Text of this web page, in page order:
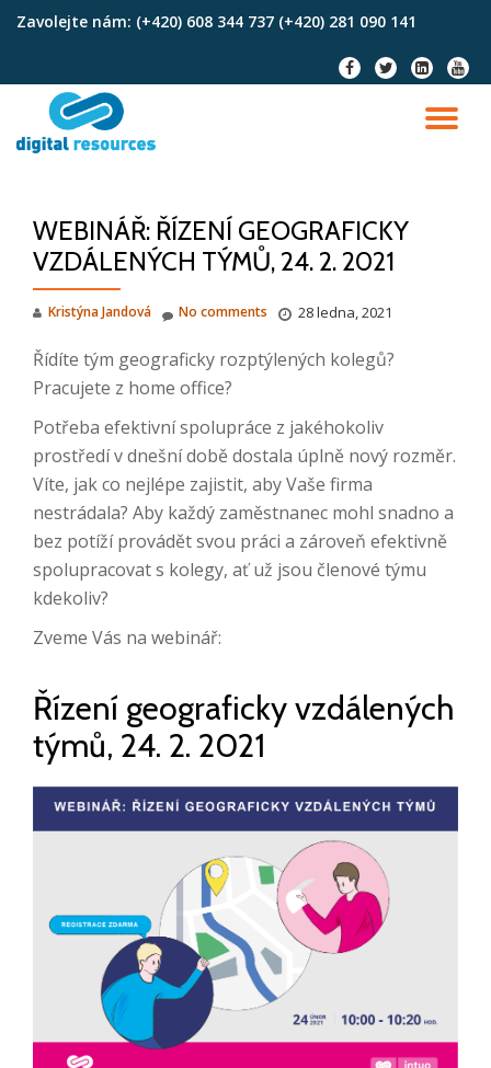
Zavolejte nám: (+420) 608 344 737 (+420) 281 090 141
fa-
facebook
fa-
twitter
fa-
linkedin-
square
fa-
WEBINÁŘ: ŘÍZENÍ GEOGRAFICKY
VZDÁLENÝCH TÝMŮ, 24. 2. 2021
Kristýna Jandová 28 ledna, 2021
No comments
Řídíte tým geograficky rozptýlených kolegů?
Pracujete z home office?
Potřeba efektivní spolupráce z jakéhokoliv
prostředí v dnešní době dostala úplně nový rozměr.
Víte, jak co nejlépe zajistit, aby Vaše firma
nestrádala? Aby každý zaměstnanec mohl snadno a
bez potíží provádět svou práci a zároveň efektivně
spolupracovat s kolegy, ať už jsou členové týmu
kdekoliv?
Zveme Vás na webinář:
Řízení geograficky vzdálených
týmů, 24. 2. 2021